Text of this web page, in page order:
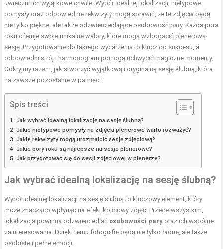
uwieczni ich wyjątkowe chwile. Wybór idealnej lokalizacji, nietypowe
pomysły oraz odpowiednie rekwizyty mogą sprawić, że te zdjęcia będą
nie tylko piękne, ale także odzwierciedlające osobowość pary. Każda pora
roku oferuje swoje unikalne walory, które mogą wzbogacić plenerową
sesję. Przygotowanie do takiego wydarzenia to klucz do sukcesu, a
odpowiedni strój i harmonogram pomogą uchwycić magiczne momenty.
Odkryjmy razem, jak stworzyć wyjątkową i oryginalną sesję ślubną, która
na zawsze pozostanie w pamięci.
Spis treści
Jak wybrać idealną lokalizację na sesję ślubną?
Jakie nietypowe pomysły na zdjęcia plenerowe warto rozważyć?
Jakie rekwizyty mogą urozmaicić sesję zdjęciową?
Jakie pory roku są najlepsze na sesje plenerowe?
Jak przygotować się do sesji zdjęciowej w plenerze?
Jak wybrać idealną lokalizację na sesję ślubną?
Wybór idealnej lokalizacji na sesję ślubną to kluczowy element, który
może znacząco wpłynąć na efekt końcowy zdjęć. Przede wszystkim,
lokalizacja powinna odzwierciedlać osobowości pary oraz ich wspólne
zainteresowania. Dzięki temu fotografie będą nie tylko ładne, ale także
osobiste i pełne emocji.